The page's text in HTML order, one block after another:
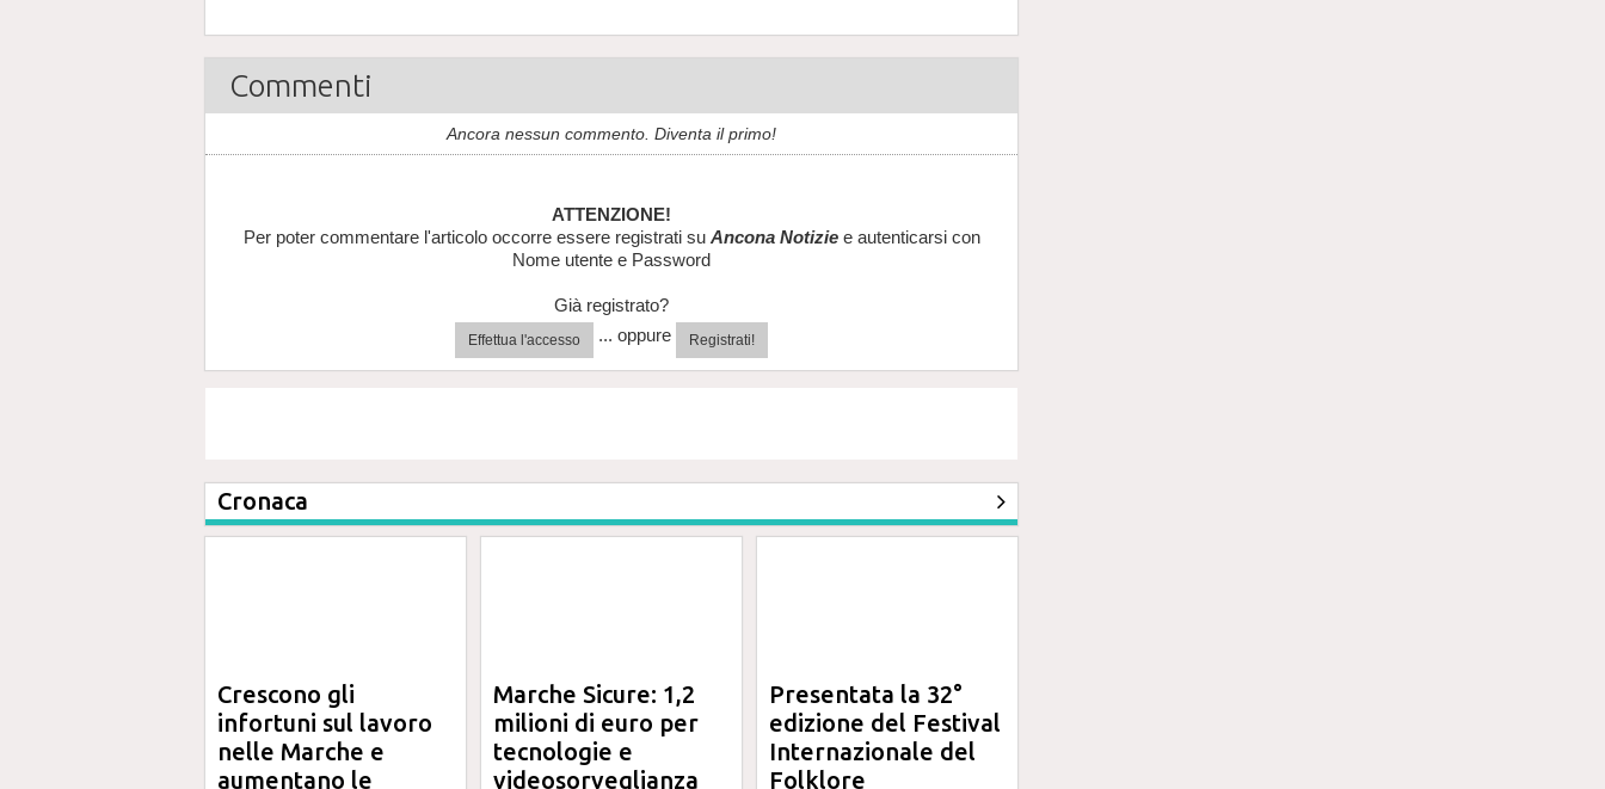
Commenti
Ancora nessun commento. Diventa il primo!
ATTENZIONE!
Per poter commentare l'articolo occorre essere registrati su Ancona Notiziee autenticarsi con
Nome utente e Password
Già registrato?
Effettua l'accesso ... oppure Registrati!
Cronaca
Crescono gli
infortuni sul lavoro
nelle Marche e
aumentano le
Marche Sicure: 1,2
milioni di euro per
tecnologie e
videosorveglianza
Presentata la 32°
edizione del Festival
Internazionale del
Folklore